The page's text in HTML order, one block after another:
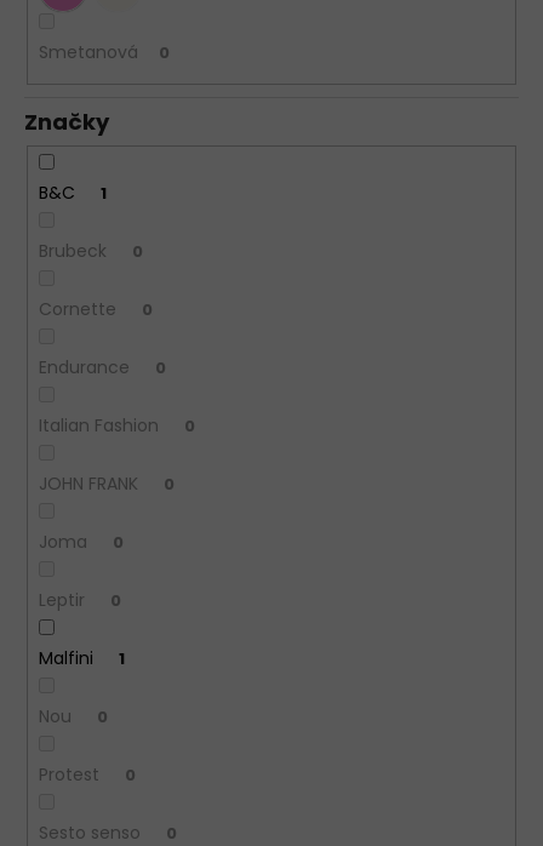
Smetanová 0
Značky
B&C 1
Brubeck 0
Cornette 0
Endurance 0
Italian Fashion 0
JOHN FRANK 0
Joma 0
Leptir 0
Malfini 1
Nou 0
Protest 0
Sesto senso 0